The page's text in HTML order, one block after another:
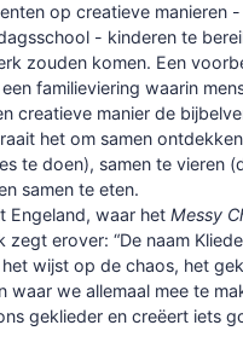
op creatieve manieren
- kinderen te
zouden komen. Een
familieviering waarin
creatieve manier de
het om samen
te doen), samen te vieren
samen te eten.
Engeland, waar het Messy
zegt erover: “De naam
wijst op de chaos, het
waar we allemaal mee te
geklieder en creëert iets